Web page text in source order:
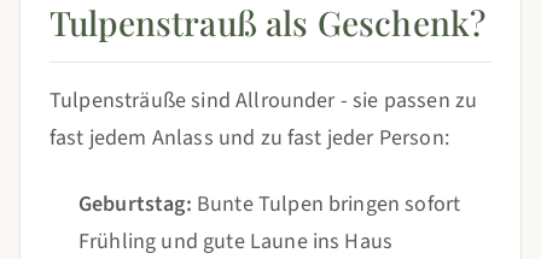
Tulpenstrauß als Geschenk?
Tulpensträuße sind Allrounder - sie passen zu
fast jedem Anlass und zu fast jeder Person:
Geburtstag: Bunte Tulpen bringen sofort
Frühling und gute Laune ins Haus